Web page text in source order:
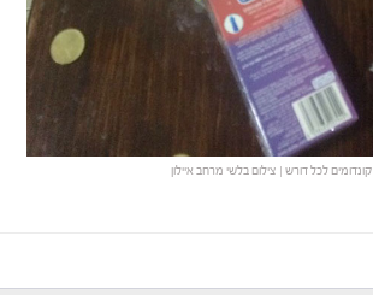
קונדומים לכל דורש | צילום בלשי מרחב איילון